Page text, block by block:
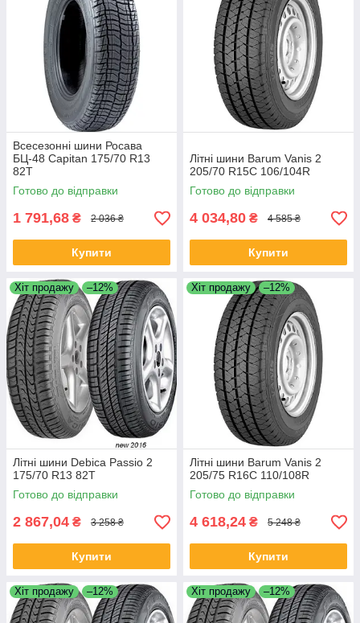
Всесезонні шини Росава
БЦ-48 Capitan 175/70 R13
82T
Готово до відправки
1 791,68 ₴ 2 036 ₴
Купити
Літні шини Barum Vanis 2
205/70 R15C 106/104R
Готово до відправки
4 034,80 ₴ 4 585 ₴
Купити
Хіт продажу –12%
Літні шини Debica Passio 2
175/70 R13 82T
Готово до відправки
2 867,04 ₴ 3 258 ₴
Купити
Хіт продажу –12%
Літні шини Barum Vanis 2
205/75 R16C 110/108R
Готово до відправки
4 618,24 ₴ 5 248 ₴
Купити
Хіт продажу –12% Хіт продажу –12%